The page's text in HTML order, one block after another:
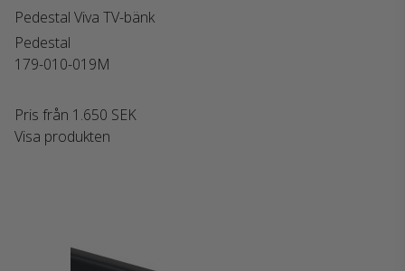
Pedestal Viva TV-bänk
Pedestal
179-010-019M
Pris från 1.650 SEK
Visa produkten